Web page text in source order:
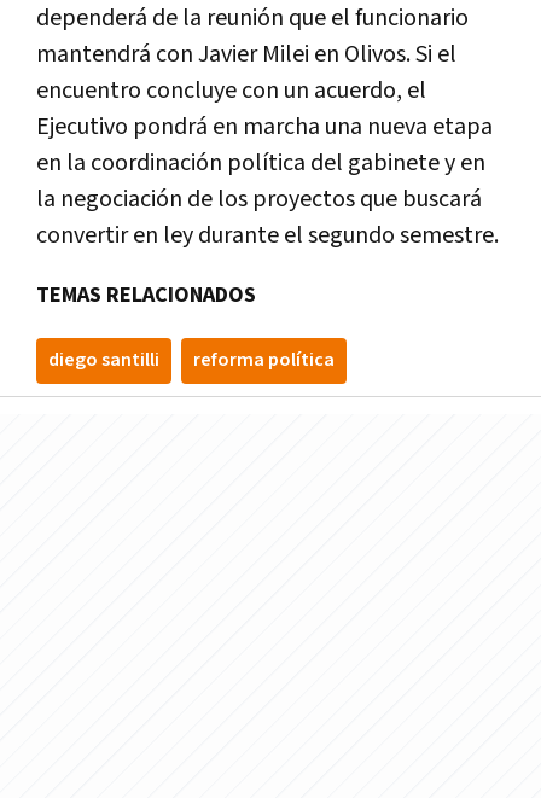
dependerá de la reunión que el funcionario
mantendrá con Javier Milei en Olivos. Si el
encuentro concluye con un acuerdo, el
Ejecutivo pondrá en marcha una nueva etapa
en la coordinación política del gabinete y en
la negociación de los proyectos que buscará
convertir en ley durante el segundo semestre.
TEMAS RELACIONADOS
diego santilli reforma política